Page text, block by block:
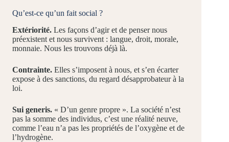
Qu’est-ce qu’un fait social ?
Extériorité. Les façons d’agir et de penser nous
préexistent et nous survivent : langue, droit, morale,
monnaie. Nous les trouvons déjà là.
Contrainte. Elles s’imposent à nous, et s’en écarter
expose à des sanctions, du regard désapprobateur à la
loi.
Sui generis. « D’un genre propre ». La société n’est
pas la somme des individus, c’est une réalité neuve,
comme l’eau n’a pas les propriétés de l’oxygène et de
l’hydrogène.